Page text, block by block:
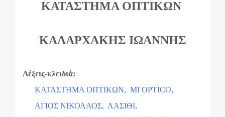
ΚΑΤΑΣΤΗΜΑ ΟΠΤΙΚΩΝ
ΚΑΛΑΡΧΑΚΗΣ ΙΩΑΝΝΗΣ
Λέξεις-κλειδιά:
ΚΑΤΑΣΤΗΜΑ ΟΠΤΙΚΩΝ, MI OPTICO,
ΑΓΙΟΣ ΝΙΚΟΛΑΟΣ, ΛΑΣΙΘΙ,